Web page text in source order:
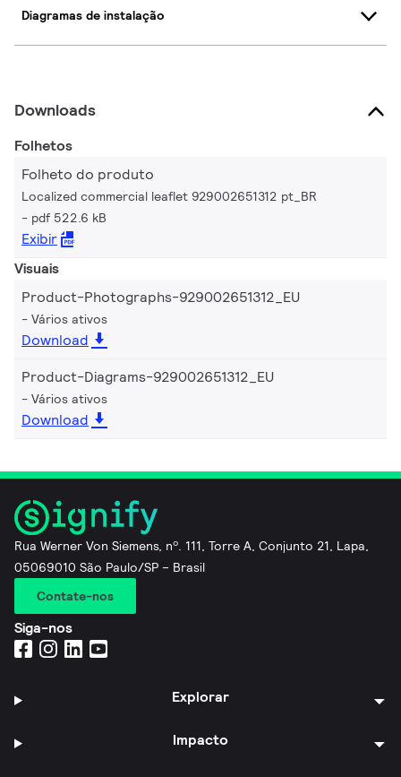
Diagramas de instalação
Downloads
Folhetos
Folheto do produto
Localized commercial leaflet 929002651312 pt_BR
pdf 522.6 kB
Exibir
Visuais
Product-Photographs-929002651312_EU
Vários ativos
Download
Product-Diagrams-929002651312_EU
Vários ativos
Download
Rua Werner Von Siemens, nº. 111, Torre A, Conjunto 21, Lapa,
05069010 São Paulo/SP – Brasil
Contate-nos
Siga-nos
Explorar
Impacto